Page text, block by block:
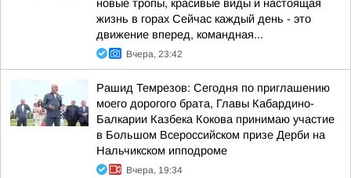
новые тропы, красивые виды и настоящая
жизнь в горах Сейчас каждый день - это
движение вперед, командная...
Вчера, 23:42
Рашид Темрезов: Сегодня по приглашению
моего дорогого брата, Главы Кабардино-
Балкарии Казбека Кокова принимаю участие
в Большом Всероссийском призе Дерби на
Нальчикском ипподроме
Вчера, 19:34